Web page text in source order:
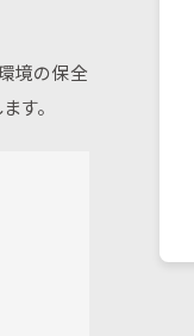
境の保全
す。